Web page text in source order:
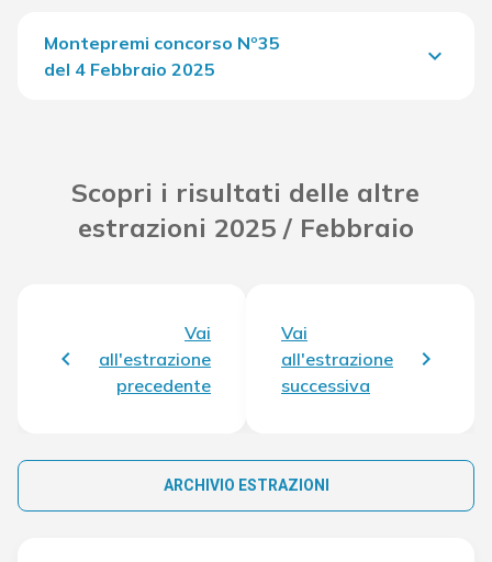
Montepremi concorso Nº35
del 4 Febbraio 2025
keyboard_arrow_down
Scopri i risultati delle altre
estrazioni 2025 / Febbraio
Vai
all'estrazione
precedente
Vai
all'estrazione
successiva
ARCHIVIO ESTRAZIONI